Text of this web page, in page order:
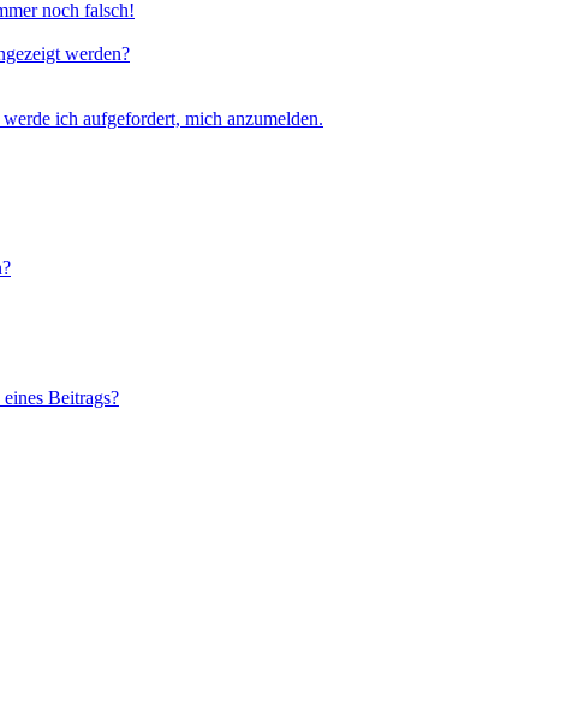
noch falsch!
werden?
ich aufgefordert, mich anzumelden.
Beitrags?